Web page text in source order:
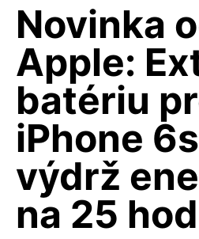
Novinka
Apple:
batériu
iPhone
výdrž
na 25